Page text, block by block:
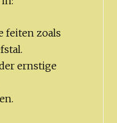
feiten zoals
ernstige